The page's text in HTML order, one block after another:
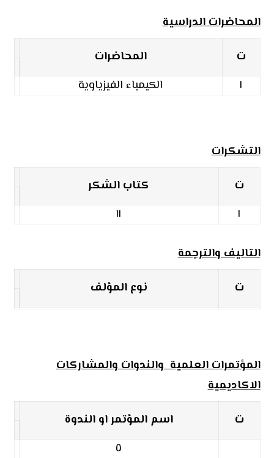
المحاضرات الدراسية
ت
المحاضرات
١
الكيمياء الفيزياوية
التشكرات
ت
كتاب الشكر
١
١١
التاليف والترجمة
ت
نوع المؤلف
المؤتمرات العلمية والندوات والمشاركات
الاكاديمية
ت
اسم المؤتمر او الندوة
٥